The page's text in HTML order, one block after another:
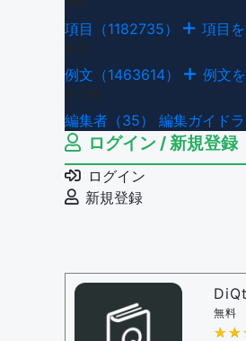
項目（1182735） 項目
例文（1463614） 例文
編集者（35） 編集ガイド
ログイン / 新規登録
ログイン
新規登録
無料